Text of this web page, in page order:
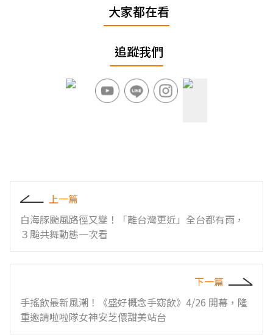
大家都在看
追蹤我們
上一篇
白海豚颱風路徑又變！「離台灣更近」全台都有雨，
３颱共舞動態一次看
下一篇
手搖飲最新風潮！《盛好概念手窈飲》4/26 開幕，隆
重邀請啦啦隊女神安芝儇甜美站台